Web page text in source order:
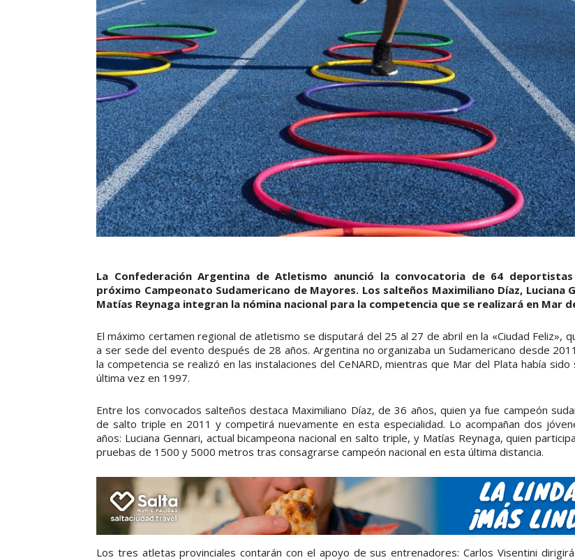
La Confederación Argentina de Atletismo anunció la convocatoria de 64
próximo Campeonato Sudamericano de Mayores. Los salteños Maximiliano Díaz, Luciana
Matías Reynaga integran la nómina nacional para la competencia que se realizará en Mar
El máximo certamen regional de atletismo se disputará del 25 al 27 de abril en la «Ciudad Feliz»,
a ser sede del evento después de 28 años. Argentina no organizaba un Sudamericano desde
la competencia se realizó en las instalaciones del CeNARD, mientras que Mar del Plata había
última vez en 1997.
Entre los convocados salteños destaca Maximiliano Díaz, de 36 años, quien ya fue campeón
de salto triple en 2011 y competirá nuevamente en esta especialidad. Lo acompañan dos
años: Luciana Gennari, actual bicampeona nacional en salto triple, y Matías Reynaga, quien
pruebas de 1500 y 5000 metros tras consagrarse campeón nacional en esta última distancia.
Los tres atletas provinciales contarán con el apoyo de sus entrenadores: Carlos Visentini